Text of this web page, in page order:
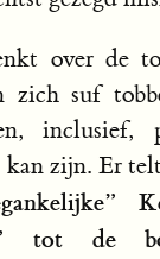
over de
zich suf
inclusief,
zijn. Er
tot de